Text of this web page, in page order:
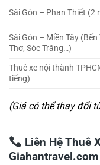
Sài Gòn – Phan Thiết (2
Sài Gòn – Miền Tây (Bến
Thơ, Sóc Trăng…)
Thuê xe nội thành
tiếng)
(Giá có thể thay đổi
Liên Hệ Thuê
Giahantravel.com